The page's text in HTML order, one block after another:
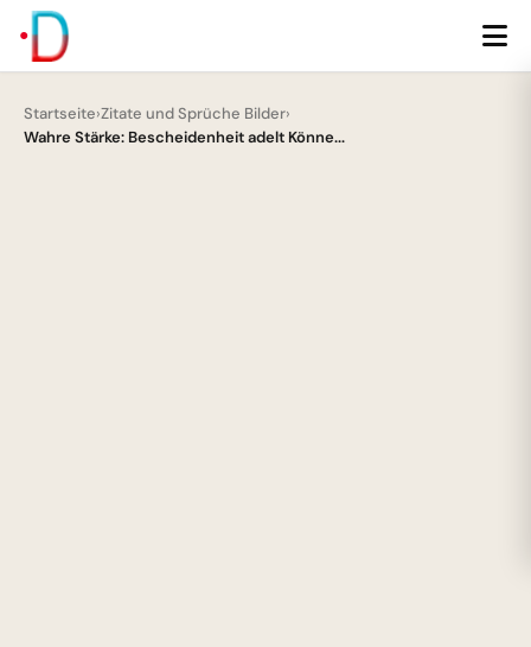
Startseite›Zitate und Sprüche Bilder›
Wahre Stärke: Bescheidenheit adelt Könne...